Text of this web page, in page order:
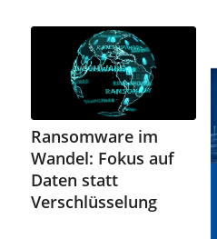
Ransomware im
Wandel: Fokus auf
Daten statt
Verschlüsselung